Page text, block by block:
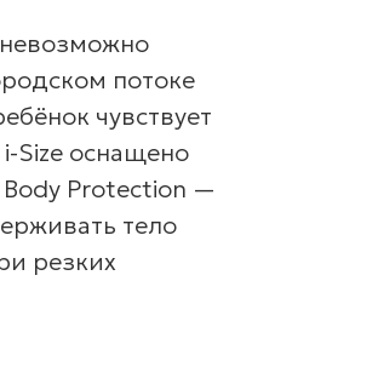
потоке
чувствует
Size оснащено
Protection —
тело
резких